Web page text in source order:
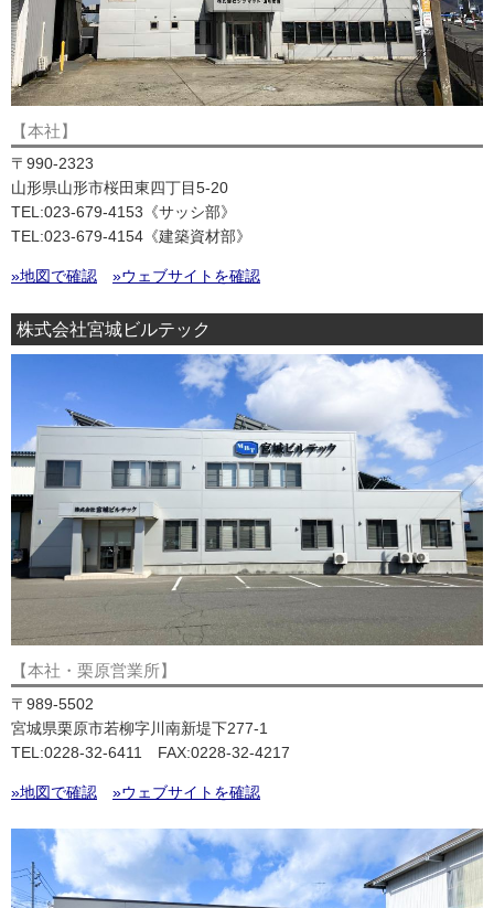
【本社】
〒990-2323
山形県山形市桜田東四丁目5-20
TEL:023-679-4153《サッシ部》
TEL:023-679-4154《建築資材部》
»地図で確認 »ウェブサイトを確認
株式会社宮城ビルテック
【本社・栗原営業所】
〒989-5502
宮城県栗原市若柳字川南新堤下277-1
TEL:0228-32-6411 FAX:0228-32-4217
»地図で確認 »ウェブサイトを確認